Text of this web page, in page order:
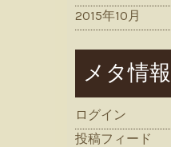
2015年10月
メタ情報
ログイン
投稿フィード